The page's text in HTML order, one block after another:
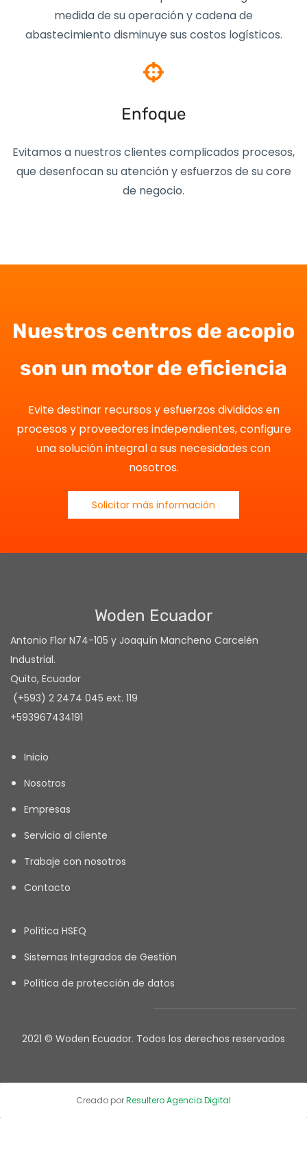
medida de su operación y cadena de
abastecimiento disminuye sus costos logísticos.
Enfoque
Evitamos a nuestros clientes complicados procesos,
que desenfocan su atención y esfuerzos de su core
de negocio.
Nuestros centros de acopio
son un motor de eficiencia
Evite destinar recursos y esfuerzos divididos en
procesos y proveedores independientes, configure
una solución integral a sus necesidades con
nosotros.
Solicitar más información
Woden Ecuador
Antonio Flor N74-105 y Joaquín Mancheno Carcelén
Industrial.
Quito, Ecuador
(+593) 2 2474 045 ext. 119
+593967434191
Inicio
Nosotros
Empresas
Servicio al cliente
Trabaje con nosotros
Contacto
Política HSEQ
Sistemas Integrados de Gestión
Política de protección de datos
2021 © Woden Ecuador. Todos los derechos reservados
Creado porResultero Agencia Digital